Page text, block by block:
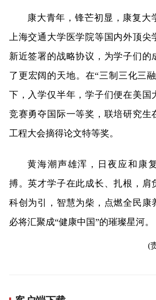
康大青年，锋芒初显，康复大
上海交通大学医学院等国内外顶尖
新近签署的战略协议，为学子们的
了更宏阔的天地。在“三制三化三
下，入学仅半年，学子们便在美国
竞赛勇夺国际一等奖，联培研究生
工程大会摘得论文特等奖。
黄海潮声雄浑，日夜应和康
搏。英才学子在此成长、扎根，肩
科创为引，智慧为柴，点燃全民康
必将汇聚成“健康中国”的璀璨星河。
(